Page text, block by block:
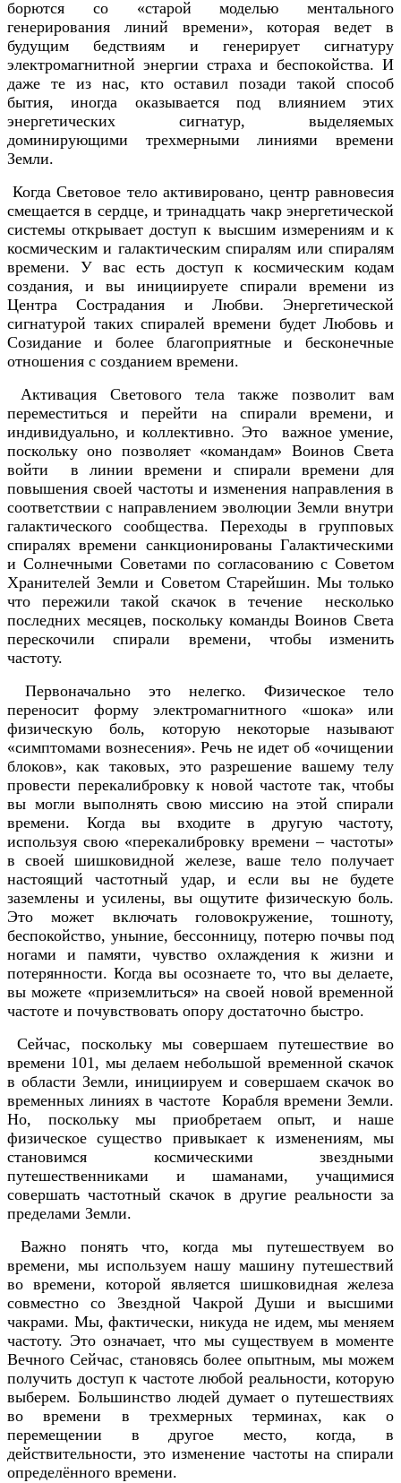
борются со «старой моделью ментального
генерирования линий времени», которая ведет в
будущим бедствиям и генерирует сигнатуру
электромагнитной энергии страха и беспокойства. И
даже те из нас, кто оставил позади такой способ
бытия, иногда оказывается под влиянием этих
энергетических сигнатур, выделяемых
доминирующими трехмерными линиями времени
Земли.
Когда Световое тело активировано, центр равновесия
смещается в сердце, и тринадцать чакр энергетической
системы открывает доступ к высшим измерениям и к
космическим и галактическим спиралям или спиралям
времени. У вас есть доступ к космическим кодам
создания, и вы инициируете спирали времени из
Центра Сострадания и Любви. Энергетической
сигнатурой таких спиралей времени будет Любовь и
Созидание и более благоприятные и бесконечные
отношения с созданием времени.
Активация Светового тела также позволит вам
переместиться и перейти на спирали времени, и
индивидуально, и коллективно. Это важное умение,
поскольку оно позволяет «командам» Воинов Света
войти в линии времени и спирали времени для
повышения своей частоты и изменения направления в
соответствии с направлением эволюции Земли внутри
галактического сообщества. Переходы в групповых
спиралях времени санкционированы Галактическими
и Солнечными Советами по согласованию с Советом
Хранителей Земли и Советом Старейшин. Мы только
что пережили такой скачок в течение несколько
последних месяцев, поскольку команды Воинов Света
перескочили спирали времени, чтобы изменить
частоту.
Первоначально это нелегко. Физическое тело
переносит форму электромагнитного «шока» или
физическую боль, которую некоторые называют
«симптомами вознесения». Речь не идет об «очищении
блоков», как таковых, это разрешение вашему телу
провести перекалибровку к новой частоте так, чтобы
вы могли выполнять свою миссию на этой спирали
времени. Когда вы входите в другую частоту,
используя свою «перекалибровку времени – частоты»
в своей шишковидной железе, ваше тело получает
настоящий частотный удар, и если вы не будете
заземлены и усилены, вы ощутите физическую боль.
Это может включать головокружение, тошноту,
беспокойство, уныние, бессонницу, потерю почвы под
ногами и памяти, чувство охлаждения к жизни и
потерянности. Когда вы осознаете то, что вы делаете,
вы можете «приземлиться» на своей новой временной
частоте и почувствовать опору достаточно быстро.
Сейчас, поскольку мы совершаем путешествие во
времени 101, мы делаем небольшой временной скачок
в области Земли, инициируем и совершаем скачок во
временных линиях в частоте Корабля времени Земли.
Но, поскольку мы приобретаем опыт, и наше
физическое существо привыкает к изменениям, мы
становимся космическими звездными
путешественниками и шаманами, учащимися
совершать частотный скачок в другие реальности за
пределами Земли.
Важно понять что, когда мы путешествуем во
времени, мы используем нашу машину путешествий
во времени, которой является шишковидная железа
совместно со Звездной Чакрой Души и высшими
чакрами. Мы, фактически, никуда не идем, мы меняем
частоту. Это означает, что мы существуем в моменте
Вечного Сейчас, становясь более опытным, мы можем
получить доступ к частоте любой реальности, которую
выберем. Большинство людей думает о путешествиях
во времени в трехмерных терминах, как о
перемещении в другое место, когда, в
действительности, это изменение частоты на спирали
определённого времени.